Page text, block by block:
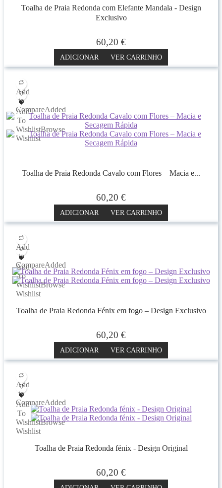
Toalha de Praia Redonda com Elefante Mandala - Design
Exclusivo
60,20 €
ADICIONAR VER CARRINHO
Add
to
CompareAdded
Add
To
WishlistBrowse
Wishlist
Toalha de Praia Redonda Cavalo com Flores – Macia e...
60,20 €
ADICIONAR VER CARRINHO
Add
to
CompareAdded
Add
To
WishlistBrowse
Wishlist
Toalha de Praia Redonda Fénix em fogo – Design Exclusivo
60,20 €
ADICIONAR VER CARRINHO
Add
to
CompareAdded
Add
To
WishlistBrowse
Wishlist
Toalha de Praia Redonda fénix - Design Original
60,20 €